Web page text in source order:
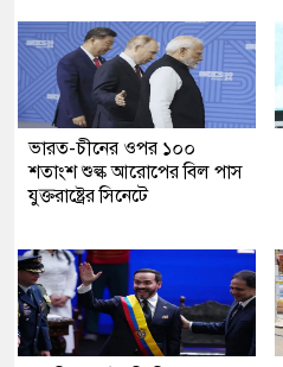
ভারত-চীনের ওপর ১০০
শতাংশ শুল্ক আরোপের বিল পাস
যুক্তরাষ্ট্রের সিনেটে